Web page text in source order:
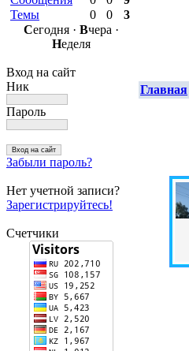
Темы
0 0
3
Сегодня · Вчера ·
Неделя
Вход на сайт
Ник
Пароль
Забыли пароль?
Нет учетной записи?
Зарегистрируйтесь!
Счетчики
Главная